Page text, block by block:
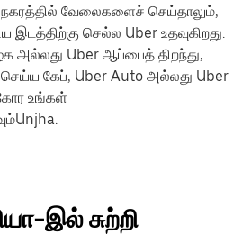
நகரத்தில் வேலைகளைச் செய்தாலும்,
செல்ல Uber உதவுகிறது.
Uber ஆப்பைத் திறந்து,
செய்ய கேப், Uber Auto அல்லது Uber
உங்கள்
இல் சுற்றி